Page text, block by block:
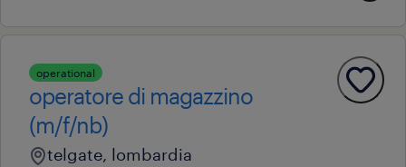
operational
operatore di magazzino
(m/f/nb)
telgate, lombardia